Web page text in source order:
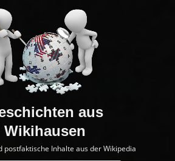
aus
Wikihausen
postfaktische Inhalte aus der Wikipedia